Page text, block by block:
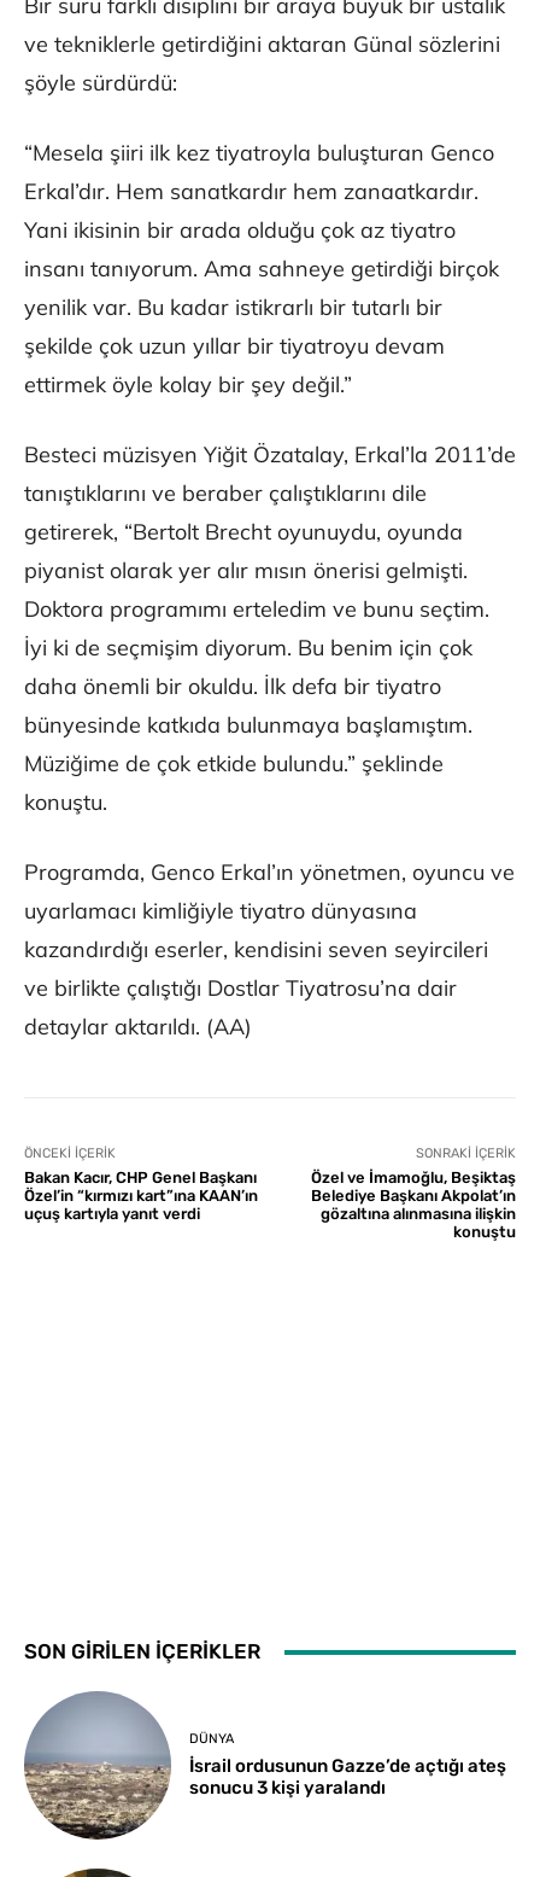
Bir sürü farklı disiplini bir araya büyük bir ustalık
ve tekniklerle getirdiğini aktaran Günal sözlerini
şöyle sürdürdü:
“Mesela şiiri ilk kez tiyatroyla buluşturan Genco
Erkal’dır. Hem sanatkardır hem zanaatkardır.
Yani ikisinin bir arada olduğu çok az tiyatro
insanı tanıyorum. Ama sahneye getirdiği birçok
yenilik var. Bu kadar istikrarlı bir tutarlı bir
şekilde çok uzun yıllar bir tiyatroyu devam
ettirmek öyle kolay bir şey değil.”
Besteci müzisyen Yiğit Özatalay, Erkal’la 2011’de
tanıştıklarını ve beraber çalıştıklarını dile
getirerek, “Bertolt Brecht oyunuydu, oyunda
piyanist olarak yer alır mısın önerisi gelmişti.
Doktora programımı erteledim ve bunu seçtim.
İyi ki de seçmişim diyorum. Bu benim için çok
daha önemli bir okuldu. İlk defa bir tiyatro
bünyesinde katkıda bulunmaya başlamıştım.
Müziğime de çok etkide bulundu.” şeklinde
konuştu.
Programda, Genco Erkal’ın yönetmen, oyuncu ve
uyarlamacı kimliğiyle tiyatro dünyasına
kazandırdığı eserler, kendisini seven seyircileri
ve birlikte çalıştığı Dostlar Tiyatrosu’na dair
detaylar aktarıldı. (AA)
ÖNCEKI İÇERIK
Bakan Kacır, CHP Genel Başkanı
Özel’in “kırmızı kart”ına KAAN’ın
uçuş kartıyla yanıt verdi
SONRAKI İÇERIK
Özel ve İmamoğlu, Beşiktaş
Belediye Başkanı Akpolat’ın
gözaltına alınmasına ilişkin
konuştu
SON GİRİLEN İÇERİKLER
DÜNYA
İsrail ordusunun Gazze’de açtığı ateş
sonucu 3 kişi yaralandı